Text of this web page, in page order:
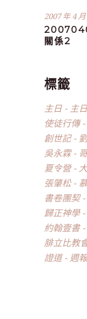
2007 年 4
關係2
標籤
主日 主
使徒行傳
創世記
吳永霖
夏令營
張肇松
書卷團契
歸正神學
約翰壹書
腓立比教
證道
週報